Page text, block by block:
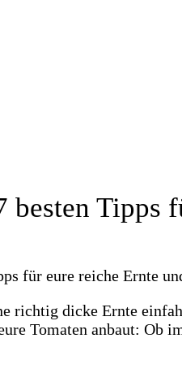
besten Tipps
richtig dicke Ernte
Tomaten anbaut: Ob